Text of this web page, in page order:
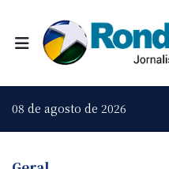
08 de agosto de 2026